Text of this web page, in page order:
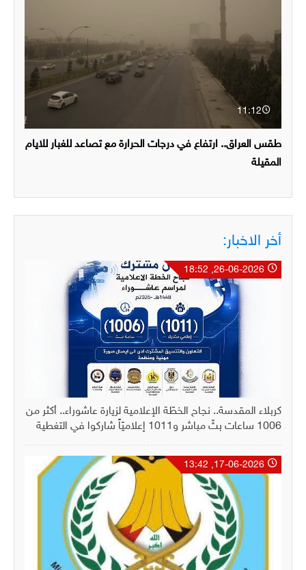
11:12
طقس العراق.. ارتفاع في درجات الحرارة مع تصاعد للغبار للايام
المقيلة
أخر الاخبار:
كربلاء المقدسة.. نجاح الخطّة الإعلامية لزيارة عاشوراء.. أكثر من
1006 ساعات بثّ مباشر و1011 إعلاميّاً شاركوا في التغطية